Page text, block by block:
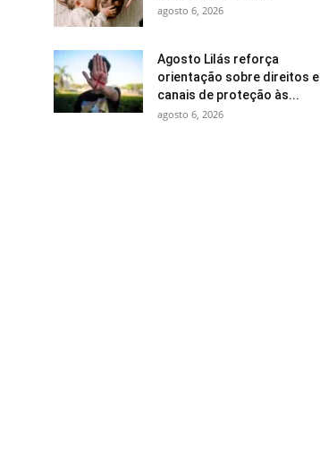
agosto 6, 2026
Agosto Lilás reforça
orientação sobre direitos e
canais de proteção às...
agosto 6, 2026